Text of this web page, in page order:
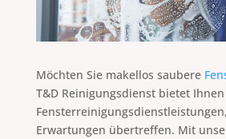
Möchten Sie makellos saubere
T&D Reinigungsdienst bietet
Erwartungen übertreffen. Mit